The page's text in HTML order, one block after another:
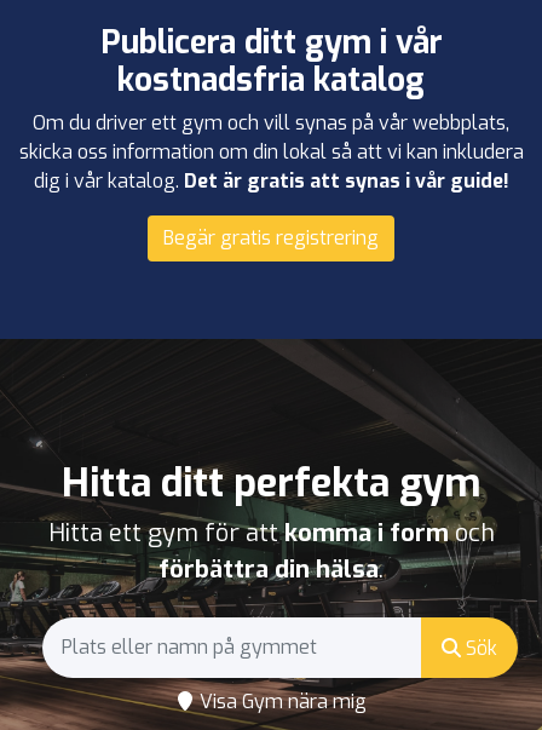
Publicera ditt gym i vår
kostnadsfria katalog
Om du driver ett gym och vill synas på vår webbplats,
skicka oss information om din lokal så att vi kan inkludera
dig i vår katalog. Det är gratis att synas i vår guide!
Begär gratis registrering
Hitta ditt perfekta gym
Hitta ett gym för attkomma i formoch
förbättra din hälsa.
Sök
Visa Gym nära mig